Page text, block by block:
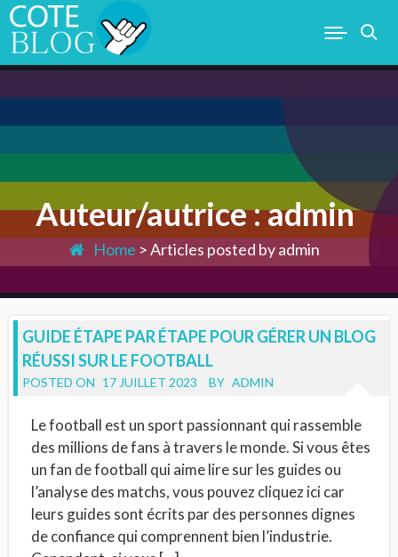
Skip
to
content
Auteur/autrice :admin
Home >Articles posted by admin
GUIDE ÉTAPE PAR ÉTAPE POUR GÉRER UN BLOG
RÉUSSI SUR LE FOOTBALL
POSTED ON 17 JUILLET 2023 BY ADMIN
Le football est un sport passionnant qui rassemble
des millions de fans à travers le monde. Si vous êtes
un fan de football qui aime lire sur les guides ou
l’analyse des matchs, vous pouvez cliquez ici car
leurs guides sont écrits par des personnes dignes
de confiance qui comprennent bien l’industrie.